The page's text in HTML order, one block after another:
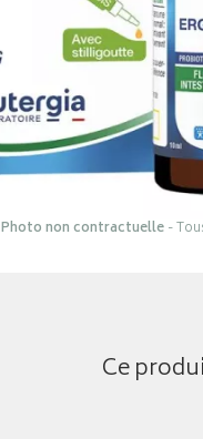
Photo non contractuelle-
Ce